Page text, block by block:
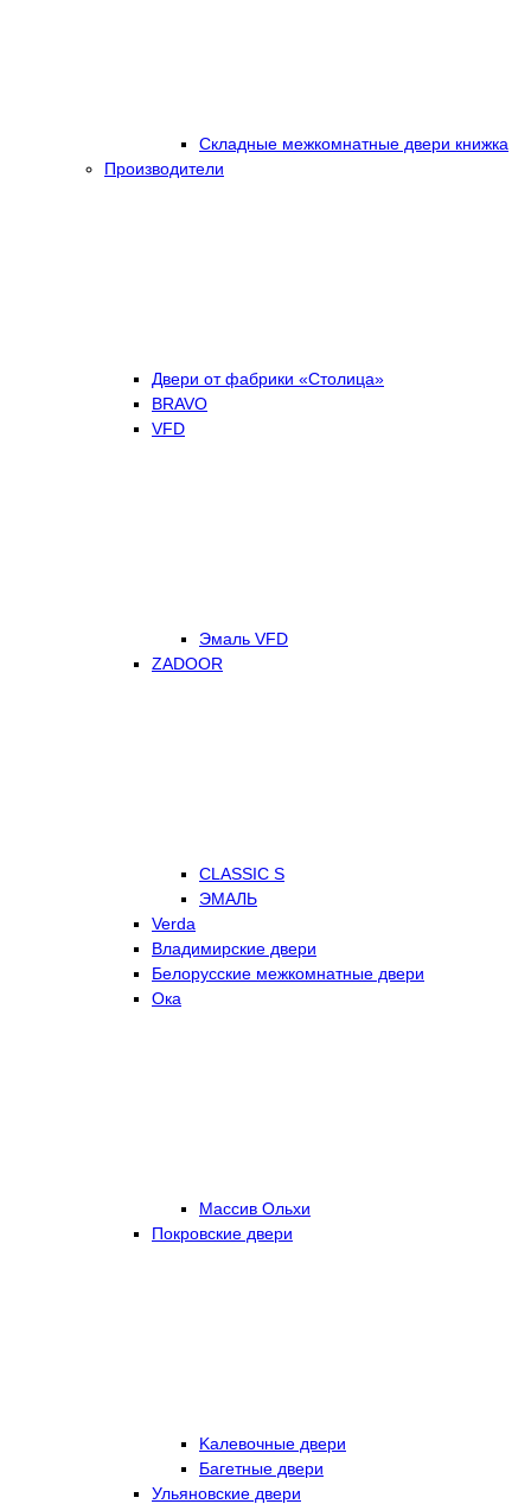
Складные межкомнатные двери книжка
Производители
Двери от фабрики «Столица»
BRAVO
VFD
Эмаль VFD
ZADOOR
CLASSIC S
ЭМАЛЬ
Verda
Владимирские двери
Белорусские межкомнатные двери
Ока
Массив Ольхи
Покровские двери
Kалевочные двери
Багетные двери
Ульяновские двери